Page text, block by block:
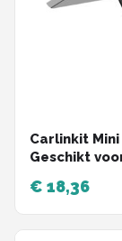
Carlinkit
Geschikt
€ 18,36